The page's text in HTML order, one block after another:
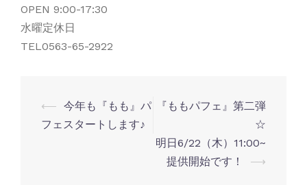
OPEN 9:00-17:30
水曜定休日
TEL0563-65-2922
投
稿
⟵ 今年も『もも』パ
フェスタートします♪
『ももパフェ』第二弾
☆
明日6/22（木）11:00~
提供開始です！
⟶